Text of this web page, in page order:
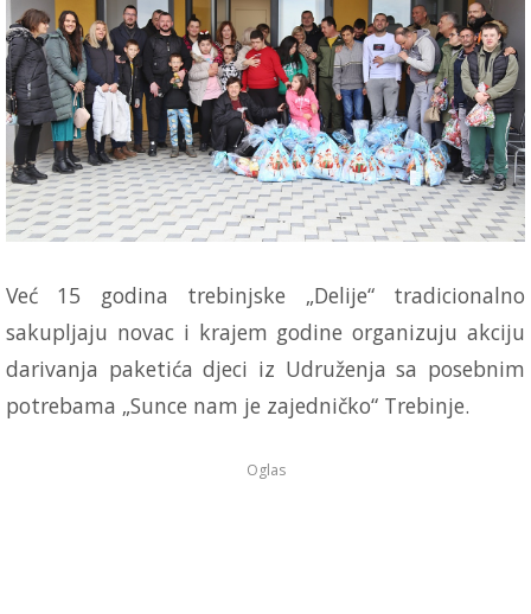
Već 15 godina trebinjske „Delije“ tradicionalno
sakupljaju novac i krajem godine organizuju akciju
darivanja paketića djeci iz Udruženja sa posebnim
potrebama „Sunce nam je zajedničko“ Trebinje.
Oglas